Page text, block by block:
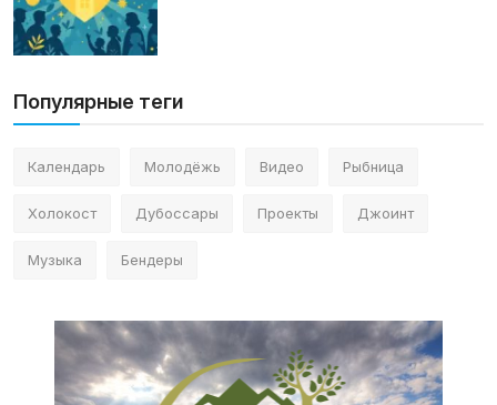
Популярные теги
Календарь Молодёжь Видео Рыбница
Холокост Дубоссары Проекты Джоинт
Музыка Бендеры